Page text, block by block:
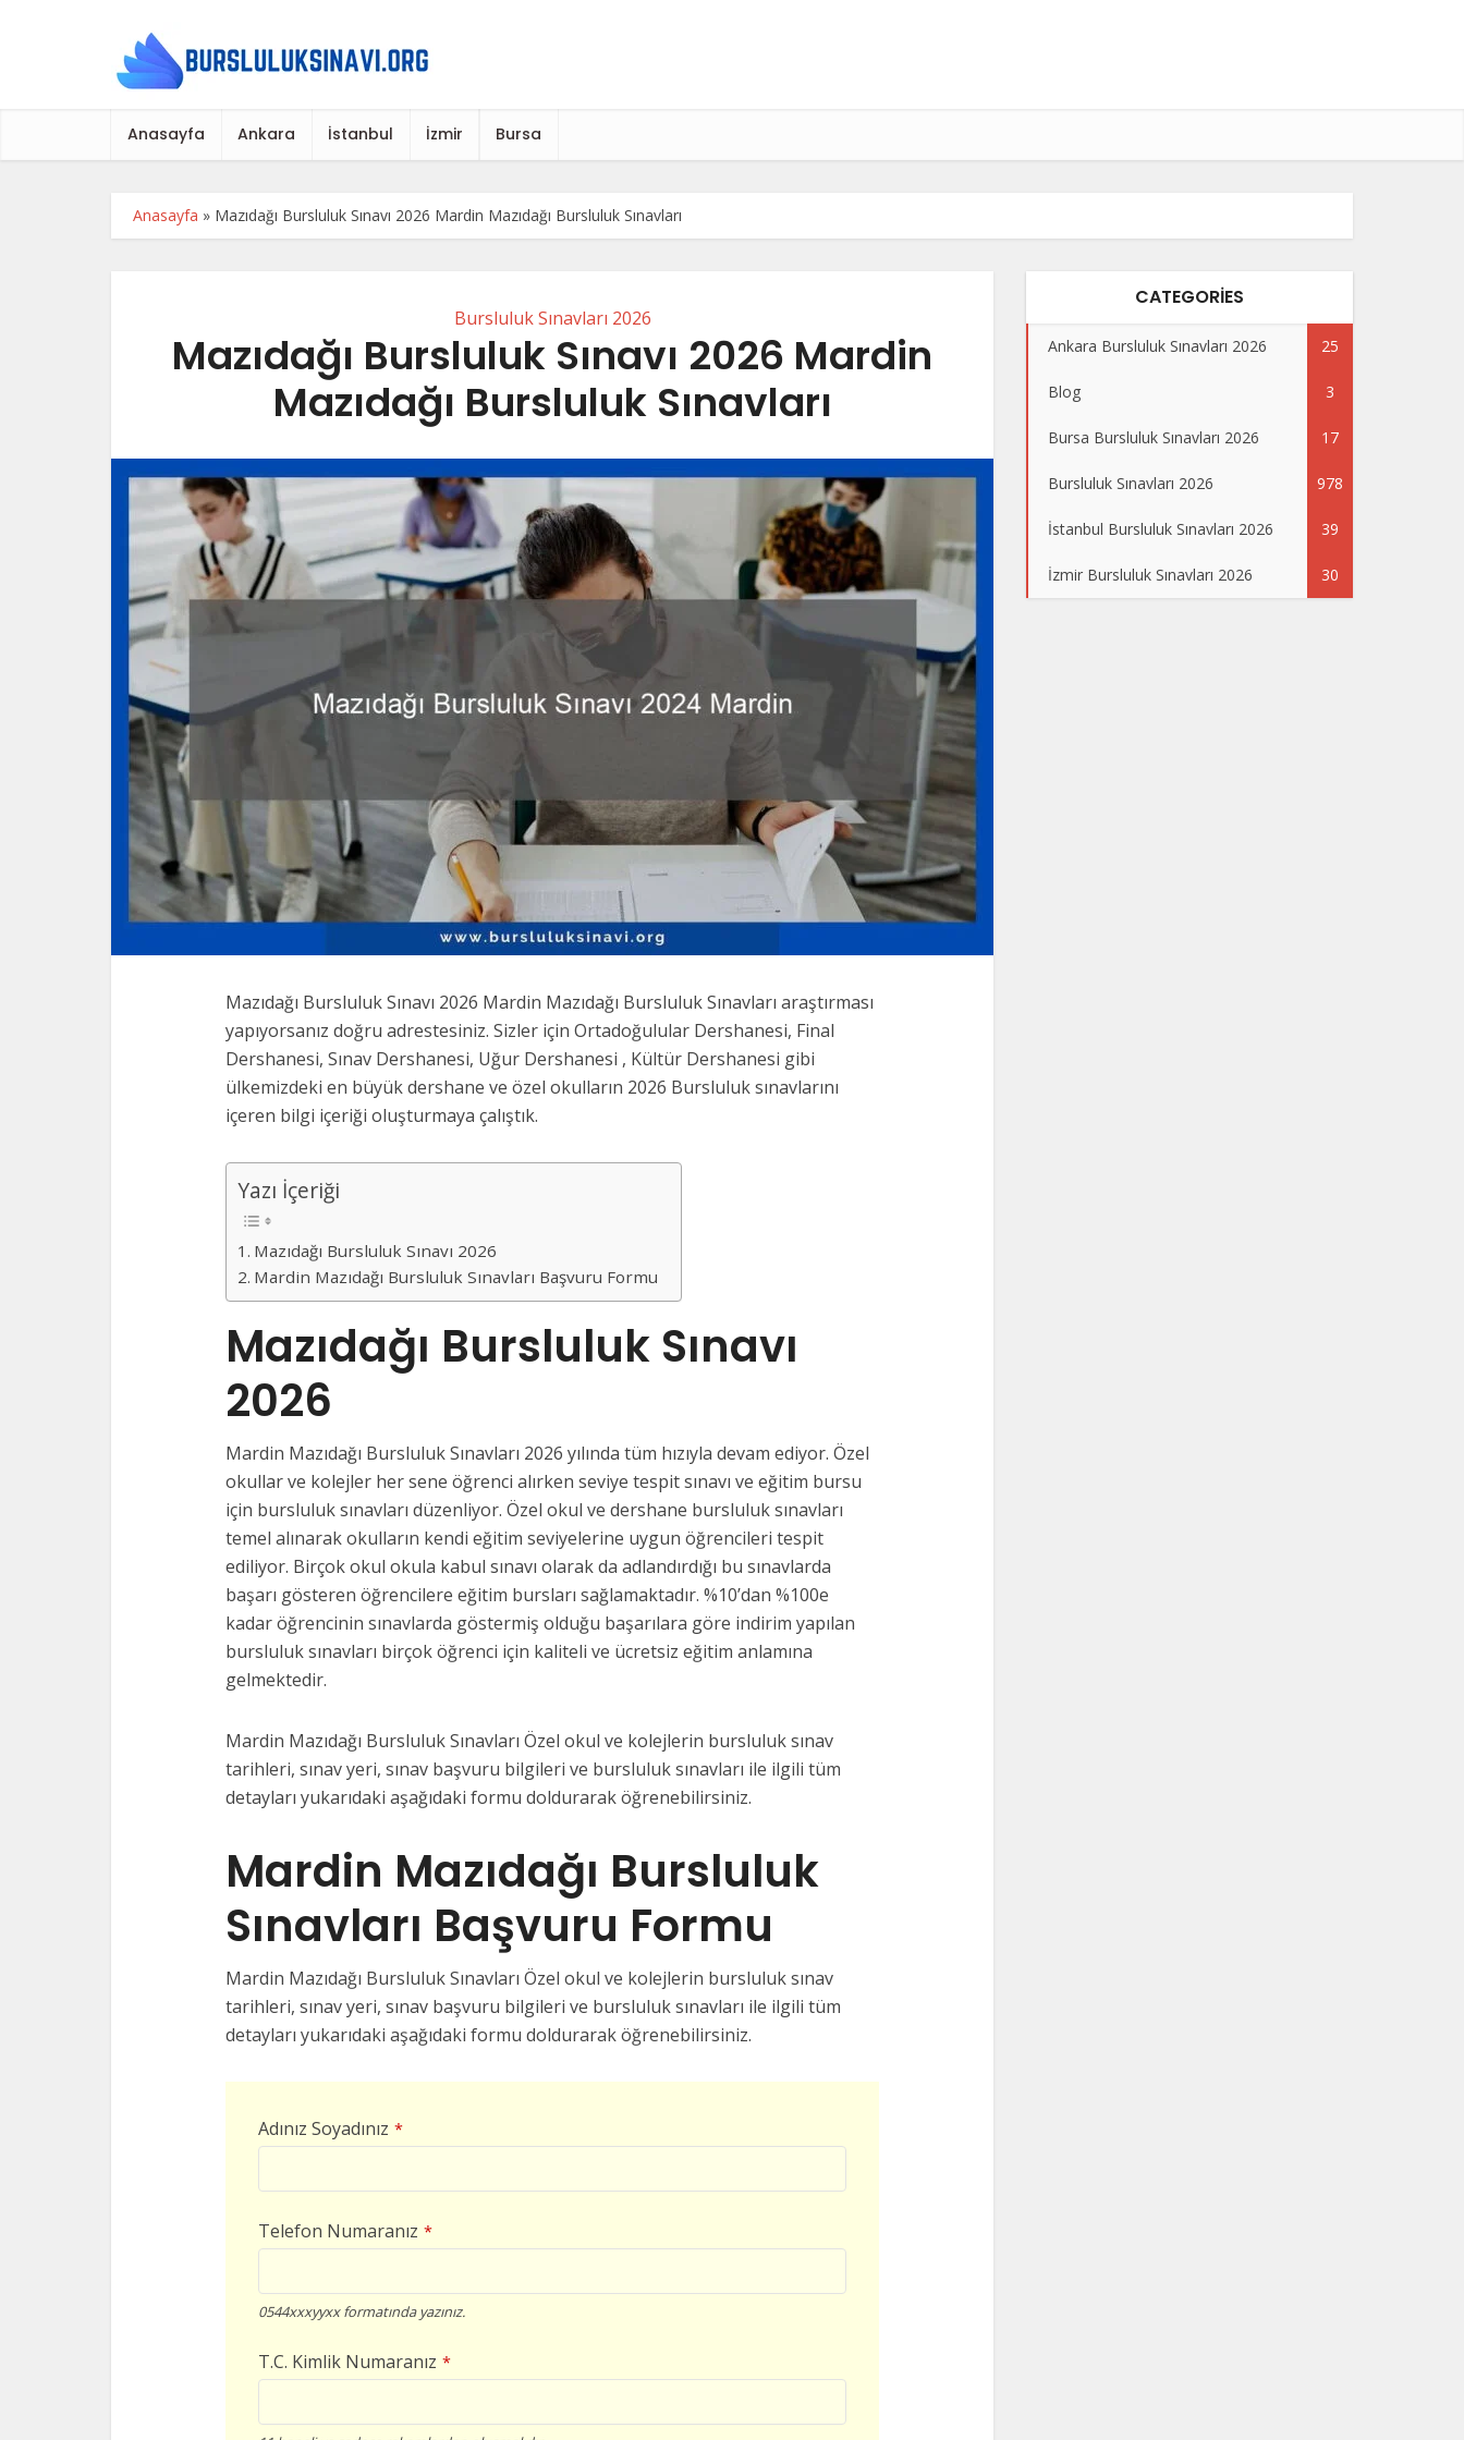
Anasayfa Ankara İstanbul İzmir Bursa
Anasayfa » Mazıdağı Bursluluk Sınavı 2026 Mardin Mazıdağı Bursluluk Sınavları
Bursluluk Sınavları 2026
Mazıdağı Bursluluk Sınavı 2026 Mardin
Mazıdağı Bursluluk Sınavları
Mazıdağı Bursluluk Sınavı 2026 Mardin Mazıdağı Bursluluk Sınavları araştırması
yapıyorsanız doğru adrestesiniz. Sizler için Ortadoğulular Dershanesi, Final
Dershanesi, Sınav Dershanesi, Uğur Dershanesi , Kültür Dershanesi gibi
ülkemizdeki en büyük dershane ve özel okulların 2026 Bursluluk sınavlarını
içeren bilgi içeriği oluşturmaya çalıştık.
Yazı İçeriği
Mazıdağı Bursluluk Sınavı 2026
Mardin Mazıdağı Bursluluk Sınavları Başvuru Formu
Mazıdağı Bursluluk Sınavı
2026
Mardin Mazıdağı Bursluluk Sınavları 2026 yılında tüm hızıyla devam ediyor. Özel
okullar ve kolejler her sene öğrenci alırken seviye tespit sınavı ve eğitim bursu
için bursluluk sınavları düzenliyor. Özel okul ve dershane bursluluk sınavları
temel alınarak okulların kendi eğitim seviyelerine uygun öğrencileri tespit
ediliyor. Birçok okul okula kabul sınavı olarak da adlandırdığı bu sınavlarda
başarı gösteren öğrencilere eğitim bursları sağlamaktadır. %10’dan %100e
kadar öğrencinin sınavlarda göstermiş olduğu başarılara göre indirim yapılan
bursluluk sınavları birçok öğrenci için kaliteli ve ücretsiz eğitim anlamına
gelmektedir.
Mardin Mazıdağı Bursluluk Sınavları Özel okul ve kolejlerin bursluluk sınav
tarihleri, sınav yeri, sınav başvuru bilgileri ve bursluluk sınavları ile ilgili tüm
detayları yukarıdaki aşağıdaki formu doldurarak öğrenebilirsiniz.
Mardin Mazıdağı Bursluluk
Sınavları Başvuru Formu
Mardin Mazıdağı Bursluluk Sınavları Özel okul ve kolejlerin bursluluk sınav
tarihleri, sınav yeri, sınav başvuru bilgileri ve bursluluk sınavları ile ilgili tüm
detayları yukarıdaki aşağıdaki formu doldurarak öğrenebilirsiniz.
Adınız Soyadınız *
Telefon Numaranız *
0544xxxyyxx formatında yazınız.
T.C. Kimlik Numaranız *
CATEGORIES
Ankara Bursluluk Sınavları 2026 25
Blog 3
Bursa Bursluluk Sınavları 2026 17
Bursluluk Sınavları 2026 978
İstanbul Bursluluk Sınavları 2026 39
İzmir Bursluluk Sınavları 2026 30